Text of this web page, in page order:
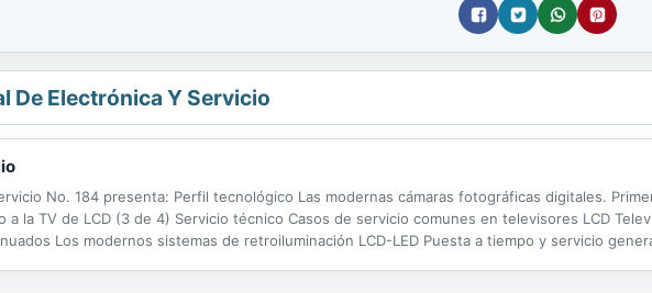
De Electrónica Y Servicio
No. 184 presenta: Perfil tecnológico Las modernas cámaras fotográficas digitales.
a la TV de LCD (3 de 4) Servicio técnico Casos de servicio comunes en televisores LCD
Los modernos sistemas de retroiluminación LCD-LED Puesta a tiempo y servicio